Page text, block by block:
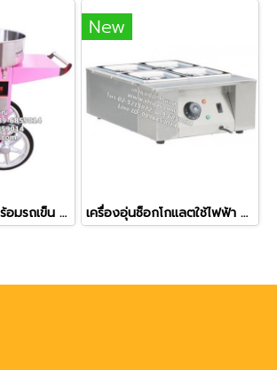
เครื่องทำสายไหมพร้อมรถเข็น ยี่ห้อ ETON
New
เครื่องอุ่นช็อกโกแลตใช้ไฟฟ้า ขนาด 4 ถาด รุ่น EH-24